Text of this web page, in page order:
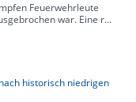
Feuerwehrleute
war. Eine r...
historisch niedrigen